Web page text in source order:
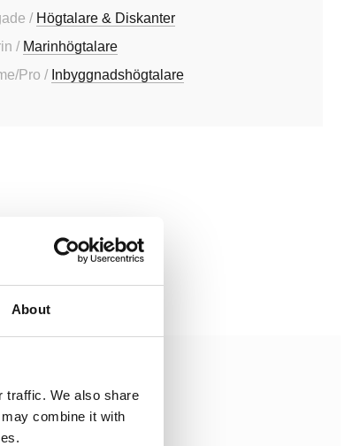
About
traffic. We also share
combine it with
/ Högtalare & Diskanter
/ Marinhögtalare
Pro / Inbyggnadshögtalare
är 899 kr